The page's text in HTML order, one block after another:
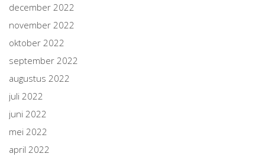
december 2022
november 2022
oktober 2022
september 2022
augustus 2022
juli 2022
juni 2022
mei 2022
april 2022